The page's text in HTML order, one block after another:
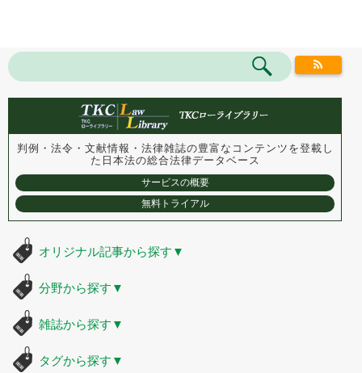
判例・法令・文献情報・法律雑誌の豊富なコンテンツを登載し
た 日本法の総合法律データベース
サービスの概要
無料トライアル
オリジナル記事から探す ▼
分野から探す ▼
雑誌から探す ▼
タグから探す ▼